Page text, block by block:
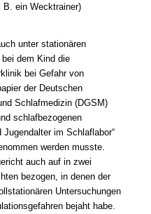
B. ein Wecktrainer)
unter stationären
dem Kind die
bei Gefahr von
der Deutschen
Schlafmedizin (DGSM)
schlafbezogenen
im Schlaflabor“
werden musste.
auch auf in zwei
bezogen, in denen der
Untersuchungen
bejaht habe.